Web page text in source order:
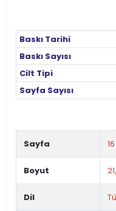
Baskı Tarihi
Baskı Sayısı
Cilt Tipi
Sayfa Sayısı
Sayfa 16
Boyut
Dil